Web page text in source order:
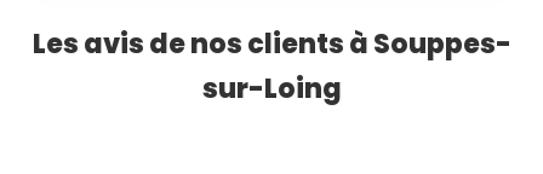
Les avis de nos clients à Souppes-
sur-Loing